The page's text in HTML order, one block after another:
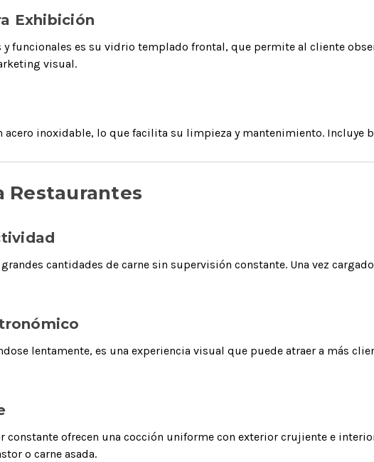
Exhibición
y funcionales es su vidrio templado frontal, que permite al cliente
visual.
inoxidable, lo que facilita su limpieza y mantenimiento. Incluye
Restaurantes
cantidades de carne sin supervisión constante. Una vez
lentamente, es una experiencia visual que puede atraer a más
constante ofrecen una cocción uniforme con exterior crujiente e
o carne asada.